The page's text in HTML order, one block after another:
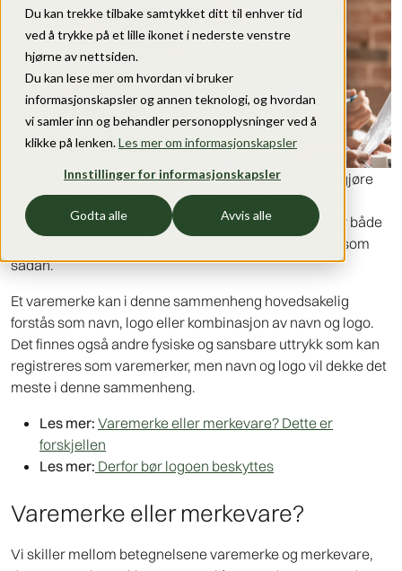
Du kan trekke tilbake samtykket ditt til enhver tid
ved å trykke på et lille ikonet i nederste venstre
hjørne av nettsiden.
Du kan lese mer om hvordan vi bruker
informasjonskapsler og annen teknologi, og hvordan
vi samler inn og behandler personopplysninger ved å
klikke på lenken.Les mer om informasjonskapsler
Innstillinger for informasjonskapsler
Godta alle Avvis alle
Når du skal lansere et nytt varemerke, er det viktig å gjøre
visse forundersøkelser. Tenk på det som nødvendige
hjemmelekser som må til før lansering. Dette handler både
om juridiske forhold og forhold knyttet til varemerket som
sådan.
Et varemerke kan i denne sammenheng hovedsakelig
forstås som navn, logo eller kombinasjon av navn og logo.
Det finnes også andre fysiske og sansbare uttrykk som kan
registreres som varemerker, men navn og logo vil dekke det
meste i denne sammenheng.
Les mer: Varemerke eller merkevare? Dette er
forskjellen
Les mer: Derfor bør logoen beskyttes
Varemerke eller merkevare?
Vi skiller mellom betegnelsene varemerke og merkevare,